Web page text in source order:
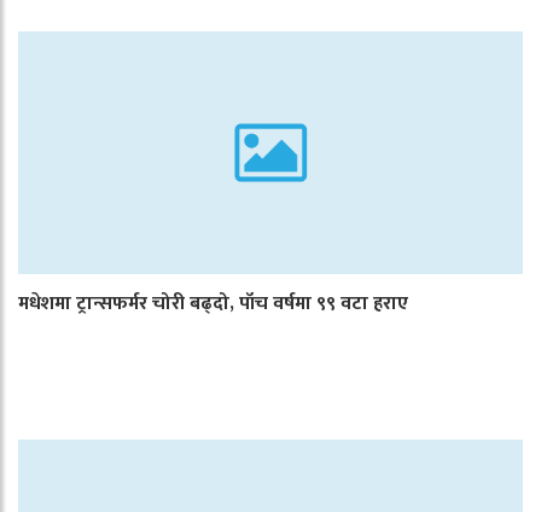
मधेशमा ट्रान्सफर्मर चोरी बढ्दो, पाँच वर्षमा ९९ वटा हराए